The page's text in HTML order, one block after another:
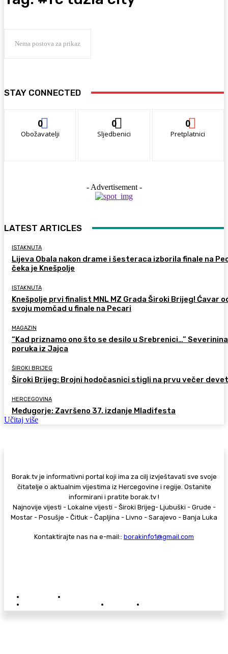
Nema postova za prikaz
STAY CONNECTED
0
Obožavatelji
0
Sljedbenici
0
Pretplatnici
- Advertisement -
LATEST ARTICLES
ISTAKNUTA
Lijeva Obala nakon drame i šesteraca izborila finale na
čeka je Knešpolje
ISTAKNUTA
Knešpolje prvi finalist MNL MZ Grada Široki Brijeg! Ćavar
svoju momčad u finale na Pecari
MAGAZIN
“Kad priznamo ono što se desilo u Srebrenici…” Severinina
poruka iz Jajca
ŠIROKI BRIJEG
Široki Brijeg: Brojni hodočasnici stigli na prvu večer
HERCEGOVINA
Međugorje: Završeno 37. izdanje Mladifesta
Učitaj više
Borak.tv je informativni portal koji ima za cilj izvještavati sve svoje
čitatelje o aktualnim vijestima iz Hercegovine i regije. Ostanite
informirani i pratite borak.tv !
Najnovije vijesti - Lokalne vijesti - Široki Brijeg- Ljubuški - Grude -
Mostar - Posušje - Čitluk - Čapljina - Livno - Sarajevo - Banja Luka
Kontaktirajte nas na e-mail:: borakinfo1@gmail.com